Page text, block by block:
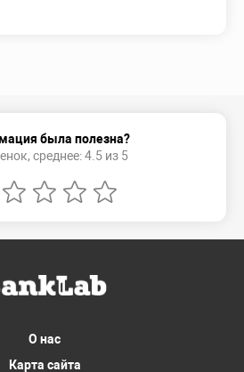
была полезна?
среднее: 4.5 из 5
О нас
Карта сайта